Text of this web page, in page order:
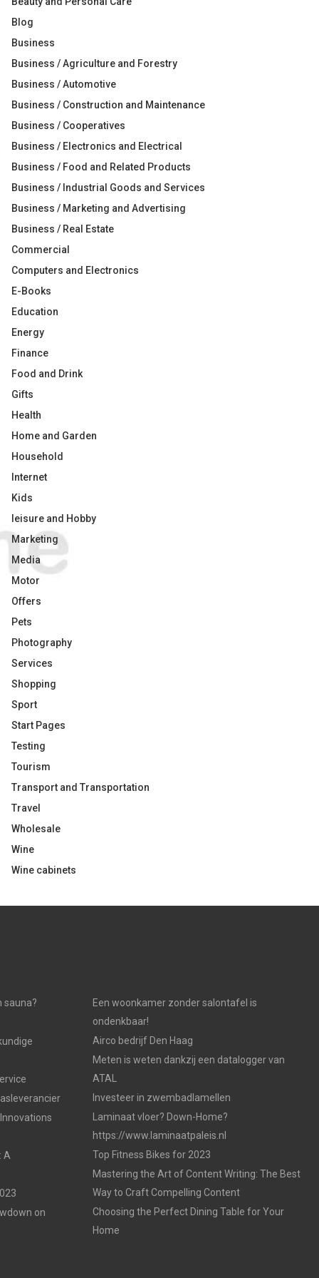
Blog
Business
Business / Agriculture and Forestry
Business / Automotive
Business / Construction and Maintenance
Business / Cooperatives
Business / Electronics and Electrical
Business / Food and Related Products
Business / Industrial Goods and Services
Business / Marketing and Advertising
Business / Real Estate
Commercial
Computers and Electronics
E-Books
Education
Energy
Finance
Food and Drink
Gifts
Health
Home and Garden
Household
Internet
Kids
leisure and Hobby
Marketing
Media
Motor
Offers
Pets
Photography
Services
Shopping
Sport
Start Pages
Testing
Tourism
Transport and Transportation
Travel
Wholesale
Wine
Wine cabinets
sauna?
A
on
Een woonkamer zonder salontafel is
ondenkbaar!
Airco bedrijf Den Haag
Meten is weten dankzij een datalogger van
ATAL
Investeer in zwembadlamellen
Laminaat vloer? Down-Home?
https://www.laminaatpaleis.nl
Top Fitness Bikes for 2023
Mastering the Art of Content Writing: The Best
Way to Craft Compelling Content
Choosing the Perfect Dining Table for Your
Home